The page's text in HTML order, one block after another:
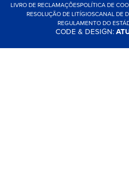
LIVRO DE RECLAMAÇÕESPOLÍTICA DE
RESOLUÇÃO DE LITÍGIOSCANAL DE
REGULAMENTO DO
CODE & DESIGN: